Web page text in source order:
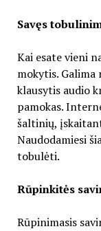
Savęs
Kai esate vieni
mokytis. Galima
klausytis audio
pamokas.
šaltinių,
Naudodamiesi
tobulėti.
Rūpinkitės
Rūpinimasis